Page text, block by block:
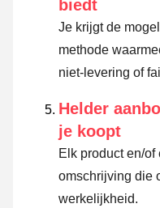
biedt
Je krijgt de
methode
niet-levering of
Helder
je koopt
Elk product en/
omschrijving die
werkelijkheid.